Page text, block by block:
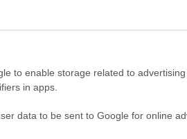
to enable storage related to
in apps.
data to be sent to Google for online